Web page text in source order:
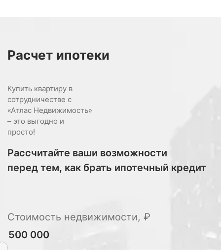
Расчет ипотеки
Купить квартиру в
сотрудничестве с
«Атлас Недвижимость»
– это выгодно и
просто!
Рассчитайте ваши возможности
перед тем, как брать ипотечный кредит
Стоимость недвижимости, ₽